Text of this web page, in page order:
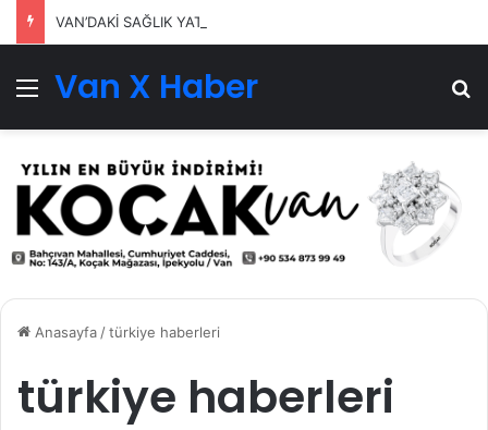
VAN’DAKİ SAĞLIK YATIRIMLARI SÜRÜYOR
Menü
Van X Haber
Anasayfa/türkiye haberleri
türkiye haberleri